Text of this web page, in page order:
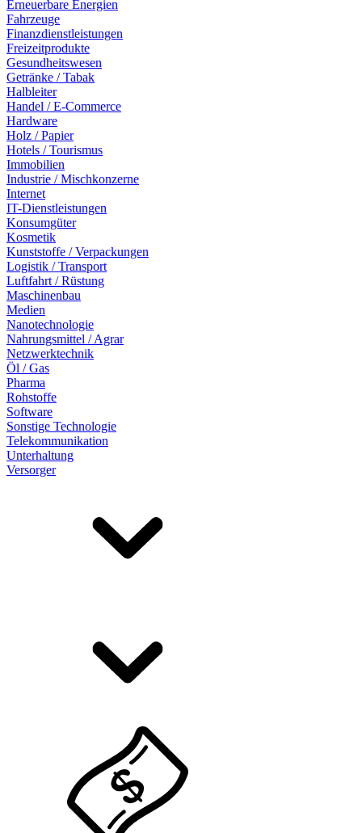
Erneuerbare Energien
Fahrzeuge
Finanzdienstleistungen
Freizeitprodukte
Gesundheitswesen
Getränke / Tabak
Halbleiter
Handel / E-Commerce
Hardware
Holz / Papier
Hotels / Tourismus
Immobilien
Industrie / Mischkonzerne
Internet
IT-Dienstleistungen
Konsumgüter
Kosmetik
Kunststoffe / Verpackungen
Logistik / Transport
Luftfahrt / Rüstung
Maschinenbau
Medien
Nanotechnologie
Nahrungsmittel / Agrar
Netzwerktechnik
Öl / Gas
Pharma
Rohstoffe
Software
Sonstige Technologie
Telekommunikation
Unterhaltung
Versorger